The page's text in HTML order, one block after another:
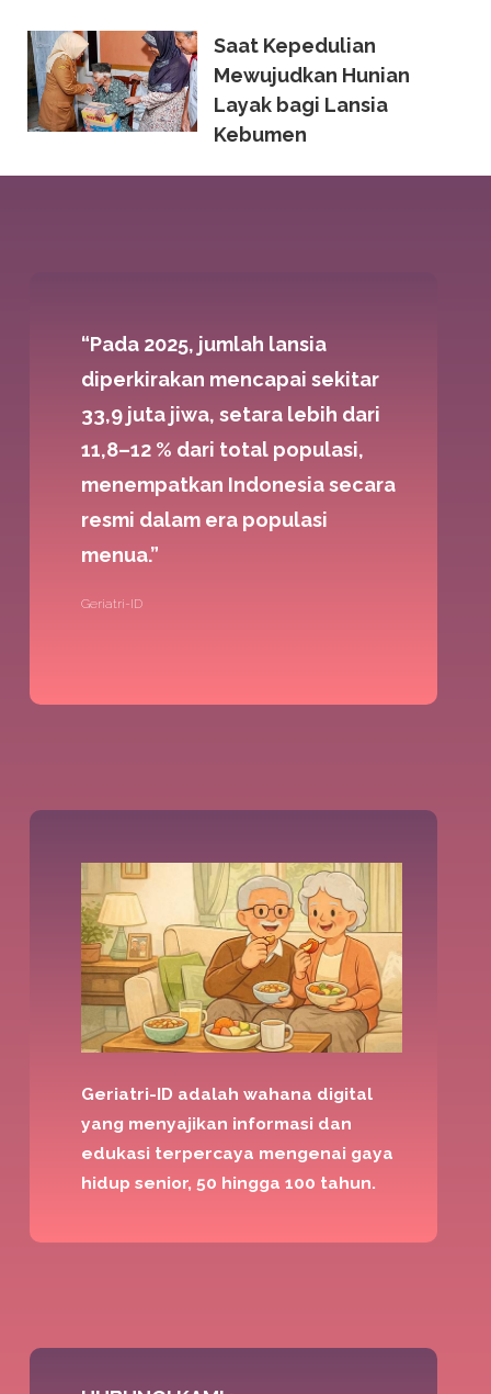
Saat Kepedulian
Mewujudkan Hunian
Layak bagi Lansia
Kebumen
“Pada 2025, jumlah lansia
diperkirakan mencapai sekitar
33,9 juta jiwa, setara lebih dari
11,8–12 % dari total populasi,
menempatkan Indonesia secara
resmi dalam era populasi
menua.”
Geriatri-ID
Geriatri-ID adalah wahana digital
yang menyajikan informasi dan
edukasi terpercaya mengenai gaya
hidup senior, 50 hingga 100 tahun.